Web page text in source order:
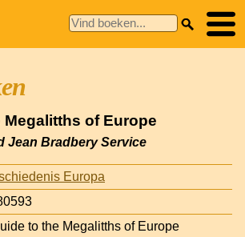
Megalitths of Europe
Jean Bradbery Service
Europa
to the Megalitths of Europe